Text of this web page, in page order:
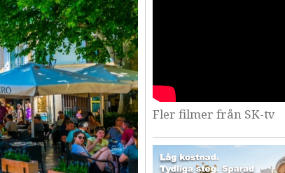
Fler filmer från SK-tv